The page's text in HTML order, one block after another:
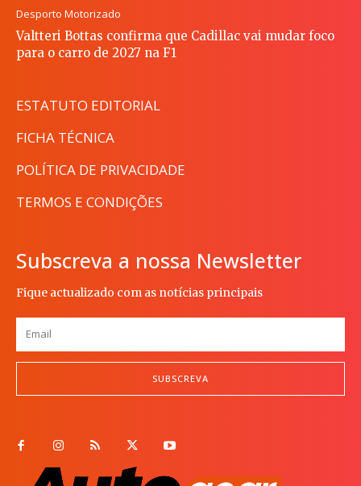
Desporto Motorizado
Valtteri Bottas confirma que Cadillac vai mudar foco
para o carro de 2027 na F1
ESTATUTO EDITORIAL
FICHA TÉCNICA
POLÍTICA DE PRIVACIDADE
TERMOS E CONDIÇÕES
Subscreva a nossa Newsletter
Fique actualizado com as notícias principais
SUBSCREVA